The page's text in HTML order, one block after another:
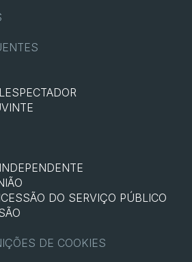
DO SERVIÇO PÚBLICO
DE COOKIES